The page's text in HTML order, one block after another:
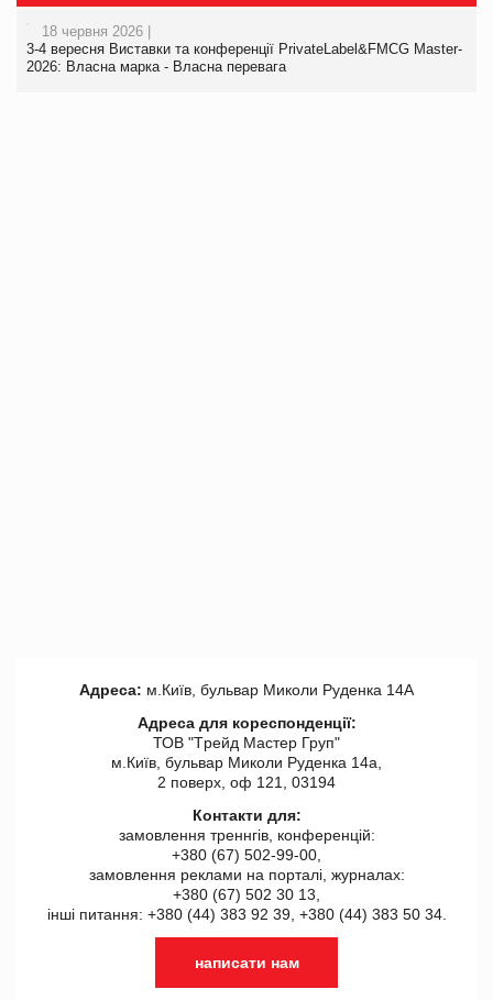
18 червня 2026 |
3-4 вересня Виставки та конференції PrivateLabel&FMCG Master-
2026: Власна марка - Власна перевага
Адреса: м.Київ, бульвар Миколи Руденка 14А
Адреса для кореспонденції:
ТОВ "Tрейд Мастер Груп"
м.Київ, бульвар Миколи Руденка 14а,
2 поверх, оф 121, 03194
Контакти для:
замовлення треннгів, конференцій:
+380 (67) 502-99-00,
замовлення реклами на порталі, журналах:
+380 (67) 502 30 13,
інші питання: +380 (44) 383 92 39, +380 (44) 383 50 34.
написати нам